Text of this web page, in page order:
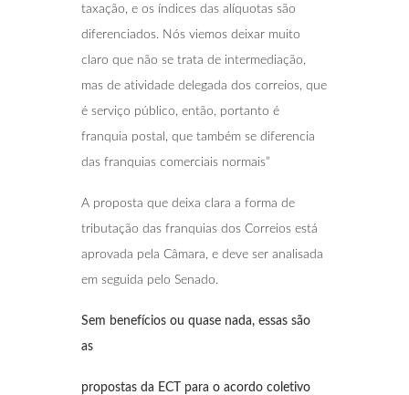
taxação, e os índices das alíquotas são
diferenciados. Nós viemos deixar muito
claro que não se trata de intermediação,
mas de atividade delegada dos correios, que
é serviço público, então, portanto é
franquia postal, que também se diferencia
das franquias comerciais normais”
A proposta que deixa clara a forma de
tributação das franquias dos Correios está
aprovada pela Câmara, e deve ser analisada
em seguida pelo Senado.
Sem benefícios ou quase nada, essas são
as
propostas da ECT para o acordo coletivo